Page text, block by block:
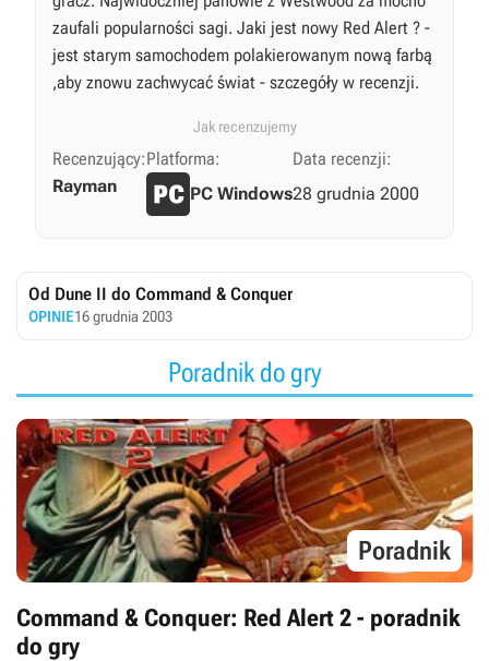
zaufali popularności sagi. Jaki jest nowy Red Alert ? -
jest starym samochodem polakierowanym nową farbą
,aby znowu zachwycać świat - szczegóły w recenzji.
Jak recenzujemy
Recenzujący:
Rayman
Platforma:
PC Windows
Data recenzji:
28 grudnia 2000
Od Dune II do Command & Conquer
OPINIE16 grudnia 2003
Poradnik do gry
Poradnik
Command & Conquer: Red Alert 2 - poradnik
do gry